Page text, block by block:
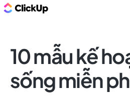
10 mẫu kế
sống miễn